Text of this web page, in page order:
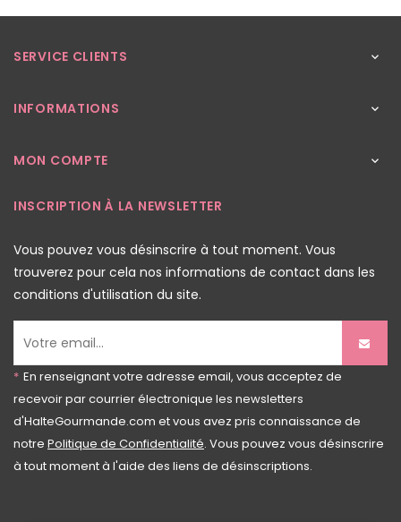
SERVICE CLIENTS 
INFORMATIONS 
MON COMPTE 
INSCRIPTION À LA NEWSLETTER
Vous pouvez vous désinscrire à tout moment. Vous
trouverez pour cela nos informations de contact dans les
conditions d'utilisation du site.
* En renseignant votre adresse email, vous acceptez de
recevoir par courrier électronique les newsletters
d'HalteGourmande.com et vous avez pris connaissance de
notre Politique de Confidentialité. Vous pouvez vous désinscrire
à tout moment à l'aide des liens de désinscriptions.